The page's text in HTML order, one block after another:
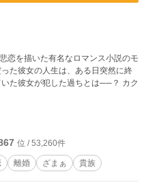
恋を描いた有名なロマンス小説のモ
た彼女の人生は、ある日突然に終
彼女が犯した過ちとは──？ カク
位 / 53,260件
離婚 ざまぁ 貴族